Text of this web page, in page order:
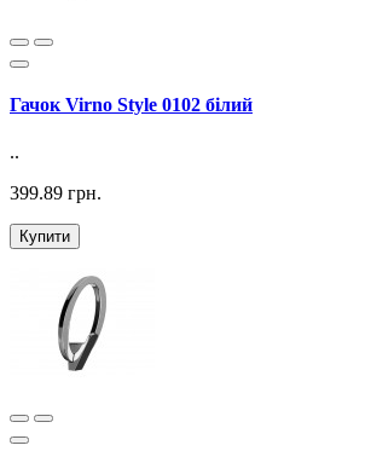
Гачок Virno Style 0102 білий
..
399.89 грн.
Купити